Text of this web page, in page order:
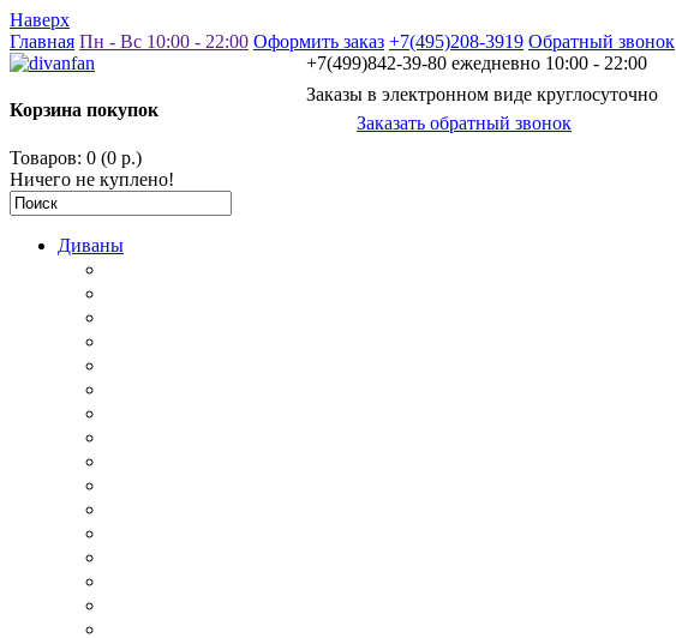
Наверх
Заказать обратный звонок
+7(499)842-39-80 ежедневно 10:00 - 22:00
Заказы в электронном виде круглосуточно
Главная Пн - Вс 10:00 - 22:00 Оформить заказ +7(495)208-3919 Обратный звонок
Корзина покупок
Товаров: 0 (0 р.)
Ничего не куплено!
Диваны